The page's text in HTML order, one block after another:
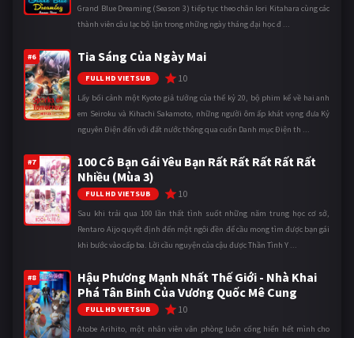
Grand Blue Dreaming (Season 3) tiếp tục theo chân Iori Kitahara cùng các
thành viên câu lạc bộ lặn trong những ngày tháng đại học đ ...
#6 Tia Sáng Của Ngày Mai
FULL HD VIETSUB 10
Lấy bối cảnh một Kyoto giả tưởng của thế kỷ 20, bộ phim kể về hai anh
em Seiroku và Kihachi Sakamoto, những người ôm ấp khát vọng đưa Kỷ
nguyên Điện đến với đất nước thông qua cuốn Danh mục Điện th ...
#7
100 Cô Bạn Gái Yêu Bạn Rất Rất Rất Rất Rất
Nhiều (Mùa 3)
FULL HD VIETSUB 10
Sau khi trải qua 100 lần thất tình suốt những năm trung học cơ sở,
Rentaro Aijo quyết định đến một ngôi đền để cầu mong tìm được bạn gái
khi bước vào cấp ba. Lời cầu nguyện của cậu được Thần Tình Y ...
#8
Hậu Phương Mạnh Nhất Thế Giới - Nhà Khai
Phá Tân Binh Của Vương Quốc Mê Cung
FULL HD VIETSUB 10
Atobe Arihito, một nhân viên văn phòng luôn cống hiến hết mình cho